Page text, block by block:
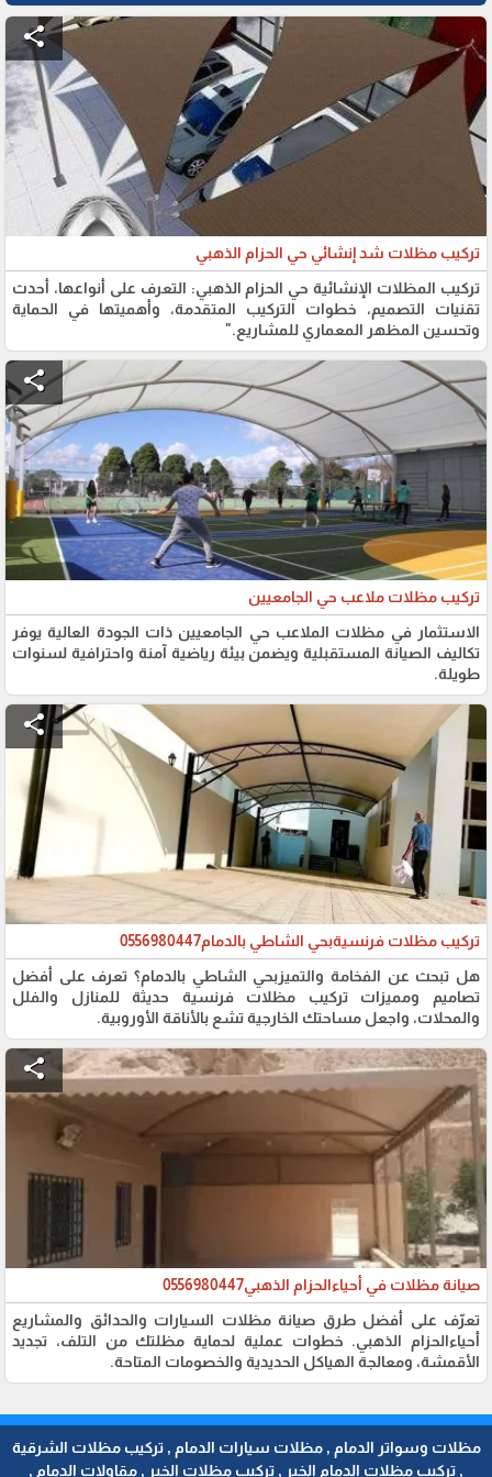
share
تركيب مظلات شد إنشائي حي الحزام الذهبي
تركيب المظلات الإنشائية حي الحزام الذهبي: التعرف على أنواعها، أحدث
تقنيات التصميم، خطوات التركيب المتقدمة، وأهميتها في الحماية
وتحسين المظهر المعماري للمشاريع."
share
تركيب مظلات ملاعب حي الجامعيين
الاستثمار في مظلات الملاعب حي الجامعيين ذات الجودة العالية يوفر
تكاليف الصيانة المستقبلية ويضمن بيئة رياضية آمنة واحترافية لسنوات
طويلة.
share
تركيب مظلات فرنسيةبحي الشاطي بالدمام0556980447
هل تبحث عن الفخامة والتميزبحي الشاطي بالدمام؟ تعرف على أفضل
تصاميم ومميزات تركيب مظلات فرنسية حديثة للمنازل والفلل
والمحلات، واجعل مساحتك الخارجية تشع بالأناقة الأوروبية.
share
صيانة مظلات في أحياءالحزام الذهبي0556980447
تعرّف على أفضل طرق صيانة مظلات السيارات والحدائق والمشاريع
أحياءالحزام الذهبي. خطوات عملية لحماية مظلتك من التلف، تجديد
الأقمشة، ومعالجة الهياكل الحديدية والخصومات المتاحة.
مظلات وسواتر الدمام , مظلات سيارات الدمام , تركيب مظلات الشرقية
, تركيب مظلات الدمام الخبر , تركيب مظلات الخبر , مقاولات الدمام ,